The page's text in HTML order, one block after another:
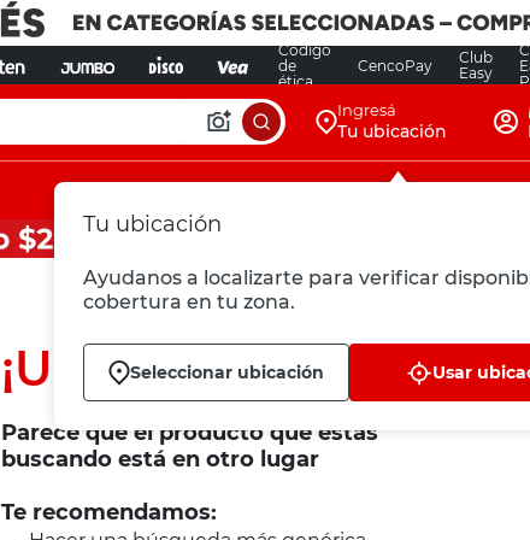
Código
de
ética
CencoPay
Club
Easy
Ingresá
Tu ubicación
Tu ubicación
Ayudanos a localizarte para verificar
cobertura en tu zona.
Seleccionar ubicación Usar
¡Ups!
Parece que el producto que estás
buscando está en otro lugar
Te recomendamos: